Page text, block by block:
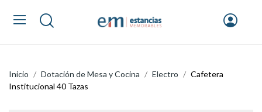
Inicio Dotación de Mesa y Cocina Electro
Cafetera
Institucional 40 Tazas